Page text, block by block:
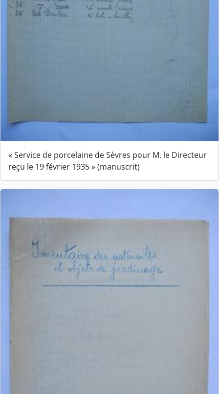
« Service de porcelaine de Sèvres pour M. le Directeur
reçu le 19 février 1935 » (manuscrit)